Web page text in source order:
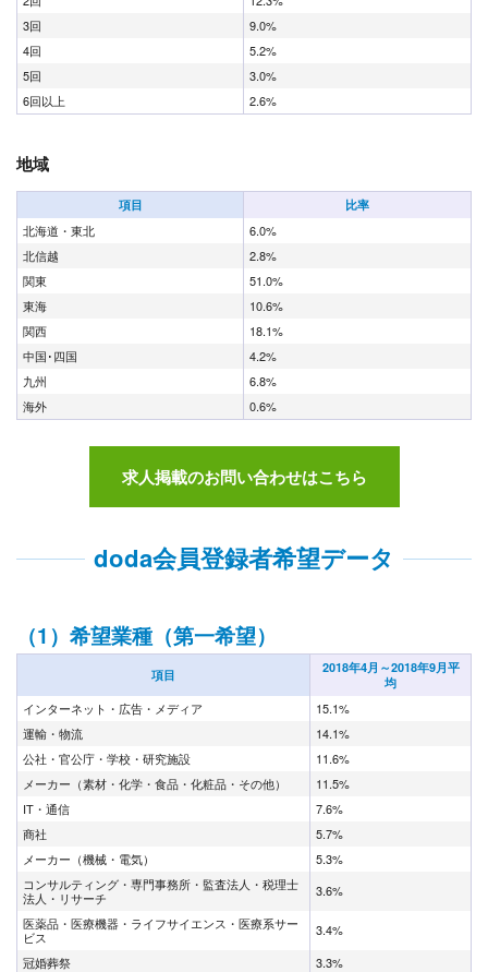
3回
9.0%
4回
5.2%
5回
3.0%
6回以上
2.6%
地域
項目 比率
北海道・東北
6.0%
北信越
2.8%
関東
51.0%
東海
10.6%
関西
18.1%
中国･四国
4.2%
九州
6.8%
海外
0.6%
求人掲載のお問い合わせはこちら
doda会員登録者希望データ
（1）希望業種（第一希望）
項目
2018年4月～2018年9月平
均
インターネット・広告・メディア
15.1%
運輸・物流
14.1%
公社・官公庁・学校・研究施設
11.6%
メーカー（素材・化学・食品・化粧品・その他）
11.5%
IT・通信
7.6%
商社
5.7%
メーカー（機械・電気）
5.3%
コンサルティング・専門事務所・監査法人・税理士
法人・リサーチ
3.6%
医薬品・医療機器・ライフサイエンス・医療系サー
ビス
3.4%
冠婚葬祭
3.3%